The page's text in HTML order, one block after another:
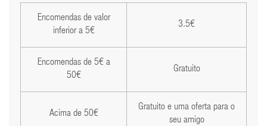
Encomendas de valor
inferior a 5€
3.5€
Encomendas de 5€ a
50€
Gratuito
Acima de 50€
Gratuito e uma oferta para o
seu amigo